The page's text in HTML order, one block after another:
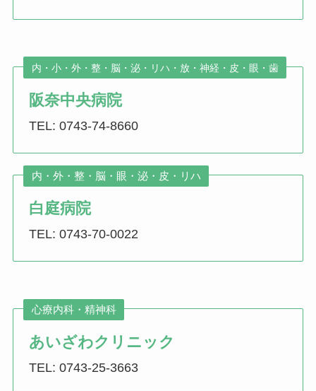
内・小・外・整・脳・泌・リハ・放・神経・皮・眼・歯
阪奈中央病院
TEL: 0743-74-8660
内・外・整・脳・眼・泌・皮・リハ
白庭病院
TEL: 0743-70-0022
心療内科・精神科
あいざわクリニック
TEL: 0743-25-3663